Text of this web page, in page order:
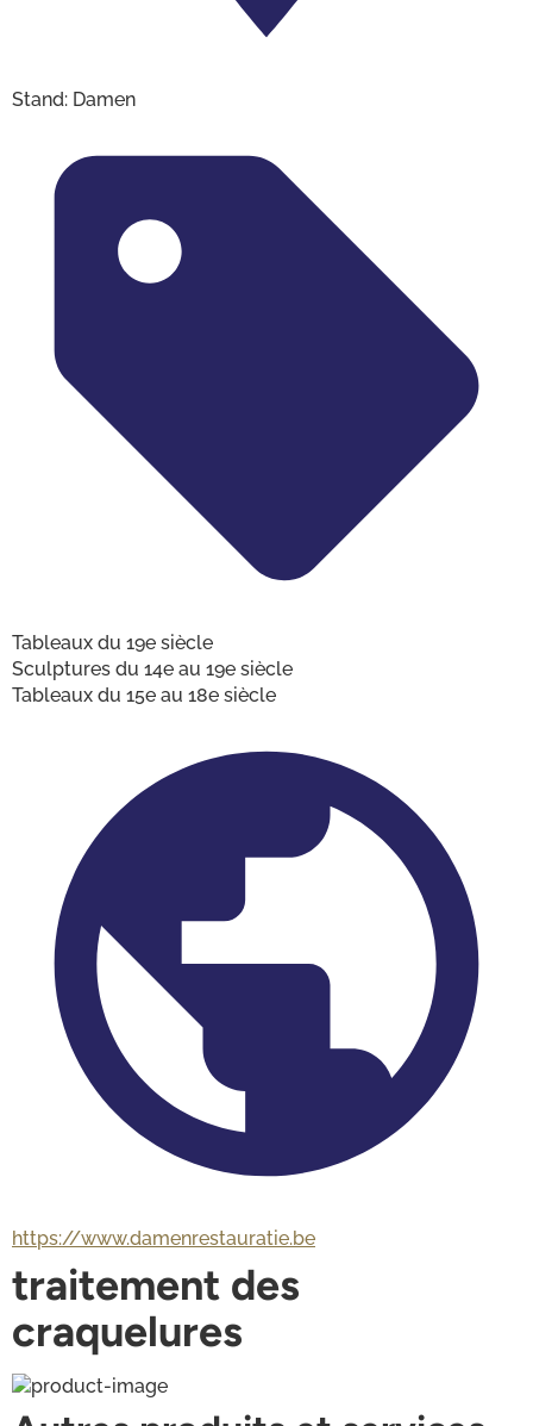
Stand: Damen
Tableaux du 19e siècle
Sculptures du 14e au 19e siècle
Tableaux du 15e au 18e siècle
https://www.damenrestauratie.be
traitement des
craquelures